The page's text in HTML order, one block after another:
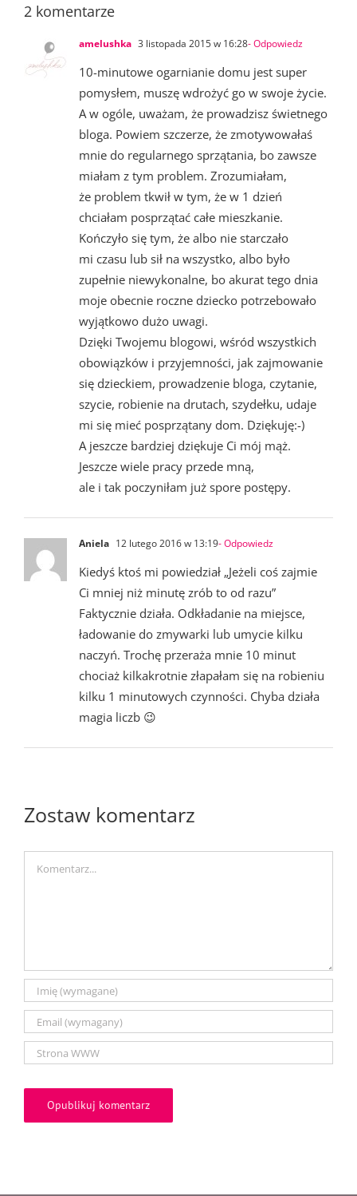
2 komentarze
amelushka 3 listopada 2015 w 16:28- Odpowiedz
10-minutowe ogarnianie domu jest super
pomysłem, muszę wdrożyć go w swoje życie.
A w ogóle, uważam, że prowadzisz świetnego
bloga. Powiem szczerze, że zmotywowałaś
mnie do regularnego sprzątania, bo zawsze
miałam z tym problem. Zrozumiałam,
że problem tkwił w tym, że w 1 dzień
chciałam posprzątać całe mieszkanie.
Kończyło się tym, że albo nie starczało
mi czasu lub sił na wszystko, albo było
zupełnie niewykonalne, bo akurat tego dnia
moje obecnie roczne dziecko potrzebowało
wyjątkowo dużo uwagi.
Dzięki Twojemu blogowi, wśród wszystkich
obowiązków i przyjemności, jak zajmowanie
się dzieckiem, prowadzenie bloga, czytanie,
szycie, robienie na drutach, szydełku, udaje
mi się mieć posprzątany dom. Dziękuję:-)
A jeszcze bardziej dziękuje Ci mój mąż.
Jeszcze wiele pracy przede mną,
ale i tak poczyniłam już spore postępy.
Aniela 12 lutego 2016 w 13:19- Odpowiedz
Kiedyś ktoś mi powiedział „Jeżeli coś zajmie
Ci mniej niż minutę zrób to od razu”
Faktycznie działa. Odkładanie na miejsce,
ładowanie do zmywarki lub umycie kilku
naczyń. Trochę przeraża mnie 10 minut
chociaż kilkakrotnie złapałam się na robieniu
kilku 1 minutowych czynności. Chyba działa
magia liczb 😉
Zostaw komentarz